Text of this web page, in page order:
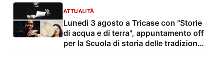
ATTUALITÀ
Lunedì 3 agosto a Tricase con "Storie
di acqua e di terra", appuntamento off
per la Scuola di storia delle tradizioni